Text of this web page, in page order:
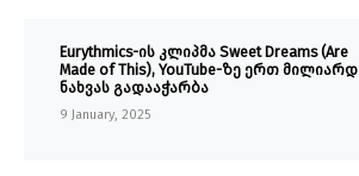
Eurythmics-ის კლიპმა Sweet Dreams (Are
Made of This), YouTube-ზე ერთ მილიარდ
ნახვას გადააჭარბა
9 January, 2025